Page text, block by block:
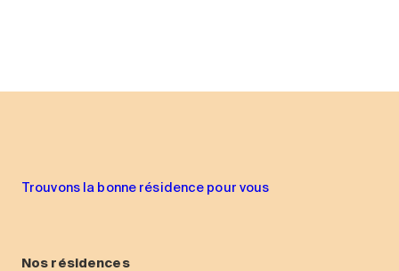
Trouvons la bonne résidence pour vous
Nos résidences